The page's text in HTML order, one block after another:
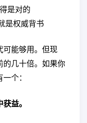
是对的
是权威背书
可能够用。但现
的几十倍。如果你
个：
益。